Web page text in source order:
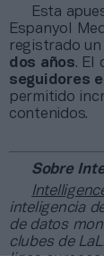
Esta
Espanyol
registrado un
dos años. El
seguidores
permitido
contenidos.
Sobre
inteligencia
de datos
clubes de
ligas